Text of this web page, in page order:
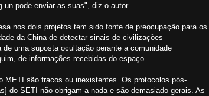
un pode enviar as suas", diz o autor.
nos dois projetos tem sido fonte de preocupação para os
da China de detectar sinais de civilizações
uma suposta ocultação perante a comunidade
de informações recebidas do espaço.
METI são fracos ou inexistentes. Os protocolos pós-
do SETI não obrigam a nada e são demasiado gerais. As